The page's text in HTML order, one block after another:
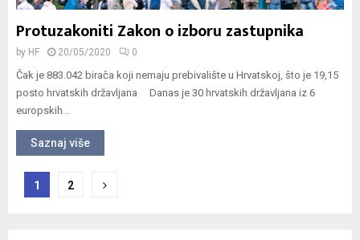
Protuzakoniti Zakon o izboru zastupnika
by HF 20/05/2020 0
Čak je 883.042 birača koji nemaju prebivalište u Hrvatskoj, što je 19,15
posto hrvatskih državljana Danas je 30 hrvatskih državljana iz 6
europskih...
Saznaj više
Navigacija
1 2